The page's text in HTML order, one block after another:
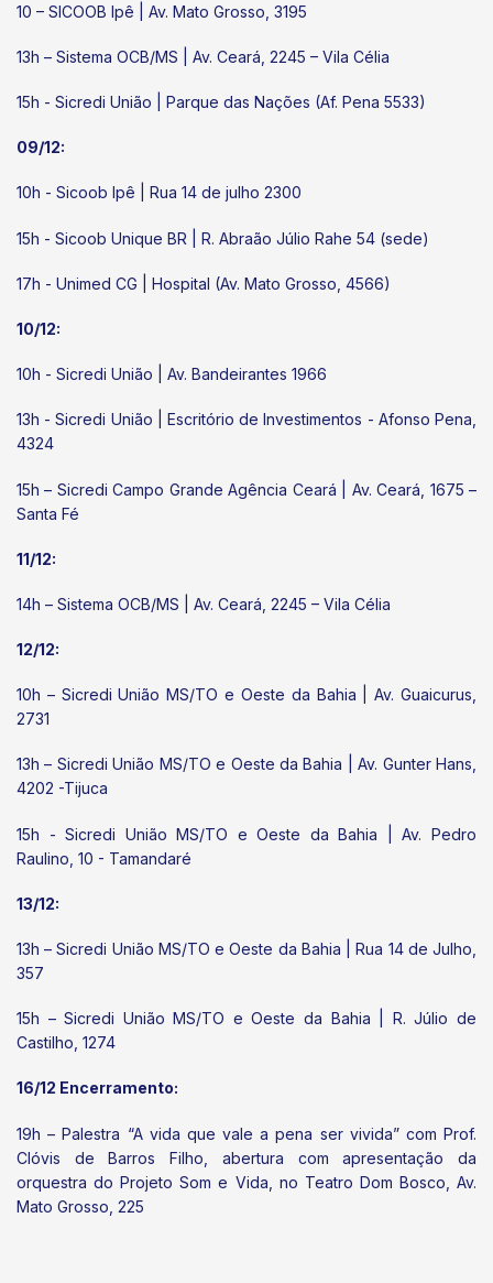
10 – SICOOB Ipê | Av. Mato Grosso, 3195
13h – Sistema OCB/MS | Av. Ceará, 2245 – Vila Célia
15h - Sicredi União | Parque das Nações (Af. Pena 5533)
09/12:
10h - Sicoob Ipê | Rua 14 de julho 2300
15h - Sicoob Unique BR | R. Abraão Júlio Rahe 54 (sede)
17h - Unimed CG | Hospital (Av. Mato Grosso, 4566)
10/12:
10h - Sicredi União | Av. Bandeirantes 1966
13h - Sicredi União | Escritório de Investimentos - Afonso Pena,
4324
15h – Sicredi Campo Grande Agência Ceará | Av. Ceará, 1675 –
Santa Fé
11/12:
14h – Sistema OCB/MS | Av. Ceará, 2245 – Vila Célia
12/12:
10h – Sicredi União MS/TO e Oeste da Bahia | Av. Guaicurus,
2731
13h – Sicredi União MS/TO e Oeste da Bahia | Av. Gunter Hans,
4202 -Tijuca
15h - Sicredi União MS/TO e Oeste da Bahia | Av. Pedro
Raulino, 10 - Tamandaré
13/12:
13h – Sicredi União MS/TO e Oeste da Bahia | Rua 14 de Julho,
357
15h – Sicredi União MS/TO e Oeste da Bahia | R. Júlio de
Castilho, 1274
16/12 Encerramento:
19h – Palestra “A vida que vale a pena ser vivida” com Prof.
Clóvis de Barros Filho, abertura com apresentação da
orquestra do Projeto Som e Vida, no Teatro Dom Bosco, Av.
Mato Grosso, 225